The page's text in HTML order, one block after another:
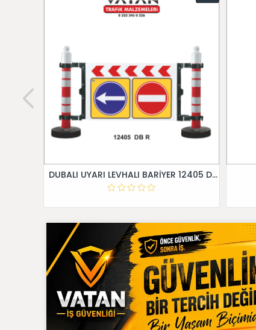
DUBALI UYARI LEVHALI BARİYER 12405 DB R